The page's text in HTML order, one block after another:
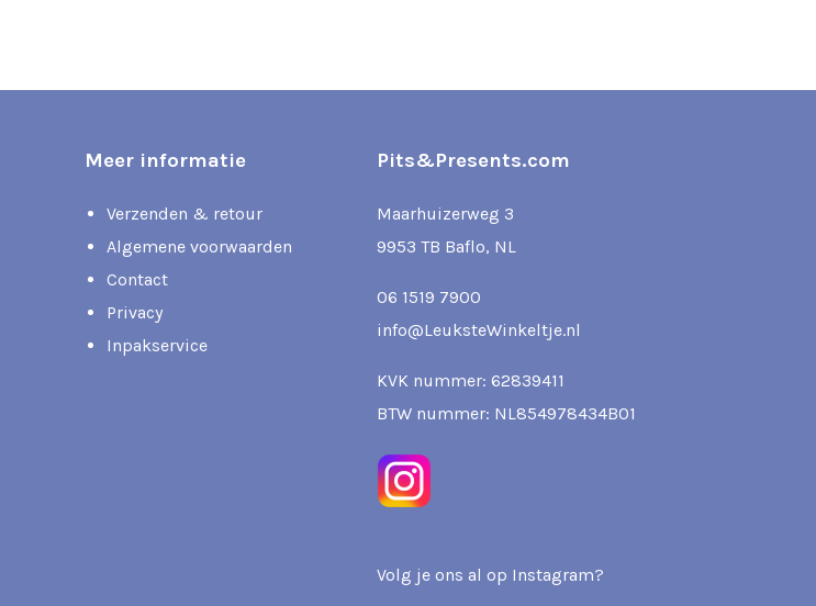
Meer informatie
Verzenden & retour
Algemene voorwaarden
Contact
Privacy
Inpakservice
Pits&Presents.com
Maarhuizerweg 3
9953 TB Baflo, NL
06 1519 7900
info@LeuksteWinkeltje.nl
KVK nummer: 62839411
BTW nummer: NL854978434B01
Volg je ons al op Instagram?